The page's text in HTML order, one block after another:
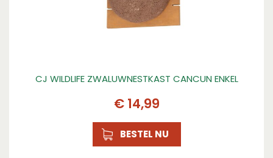
CJ WILDLIFE ZWALUWNESTKAST CANCUN ENKEL
€ 14,99
BESTEL NU